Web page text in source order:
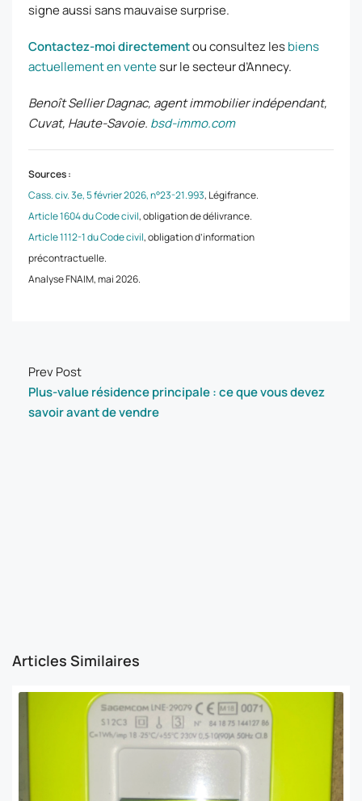
signe aussi sans mauvaise surprise.
Contactez-moi directementou consultez lesbiens
actuellement en ventesur le secteur d’Annecy.
Benoît Sellier Dagnac, agent immobilier indépendant,
Cuvat, Haute-Savoie. bsd-immo.com
Sources :
Cass. civ. 3e, 5 février 2026, n°23-21.993, Légifrance.
Article 1604 du Code civil, obligation de délivrance.
Article 1112-1 du Code civil, obligation d’information
précontractuelle.
Analyse FNAIM, mai 2026.
Prev Post
Plus-value résidence principale : ce que vous devez
savoir avant de vendre
Articles Similaires